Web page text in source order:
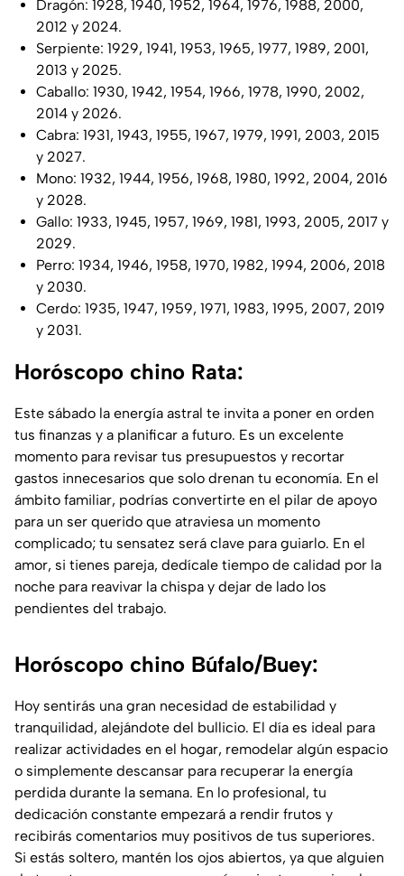
Dragón: 1928, 1940, 1952, 1964, 1976, 1988, 2000,
2012 y 2024.
Serpiente: 1929, 1941, 1953, 1965, 1977, 1989, 2001,
2013 y 2025.
Caballo: 1930, 1942, 1954, 1966, 1978, 1990, 2002,
2014 y 2026.
Cabra: 1931, 1943, 1955, 1967, 1979, 1991, 2003, 2015
y 2027.
Mono: 1932, 1944, 1956, 1968, 1980, 1992, 2004, 2016
y 2028.
Gallo: 1933, 1945, 1957, 1969, 1981, 1993, 2005, 2017 y
2029.
Perro: 1934, 1946, 1958, 1970, 1982, 1994, 2006, 2018
y 2030.
Cerdo: 1935, 1947, 1959, 1971, 1983, 1995, 2007, 2019
y 2031.
Horóscopo chino Rata:
Este sábado la energía astral te invita a poner en orden
tus finanzas y a planificar a futuro. Es un excelente
momento para revisar tus presupuestos y recortar
gastos innecesarios que solo drenan tu economía. En el
ámbito familiar, podrías convertirte en el pilar de apoyo
para un ser querido que atraviesa un momento
complicado; tu sensatez será clave para guiarlo. En el
amor, si tienes pareja, dedícale tiempo de calidad por la
noche para reavivar la chispa y dejar de lado los
pendientes del trabajo.
Horóscopo chino Búfalo/Buey:
Hoy sentirás una gran necesidad de estabilidad y
tranquilidad, alejándote del bullicio. El día es ideal para
realizar actividades en el hogar, remodelar algún espacio
o simplemente descansar para recuperar la energía
perdida durante la semana. En lo profesional, tu
dedicación constante empezará a rendir frutos y
recibirás comentarios muy positivos de tus superiores.
Si estás soltero, mantén los ojos abiertos, ya que alguien